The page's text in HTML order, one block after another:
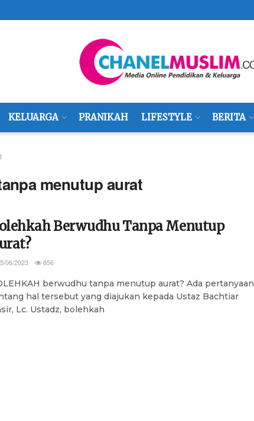
KELUARGA PRANIKAH LIFESTYLE BERITA
menutup aurat
Berwudhu Tanpa Menutup
06/2023 856
berwudhu tanpa menutup aurat? Ada pertanyaan
hal tersebut yang diajukan kepada Ustaz Bachtiar
Lc. Ustadz, bolehkah